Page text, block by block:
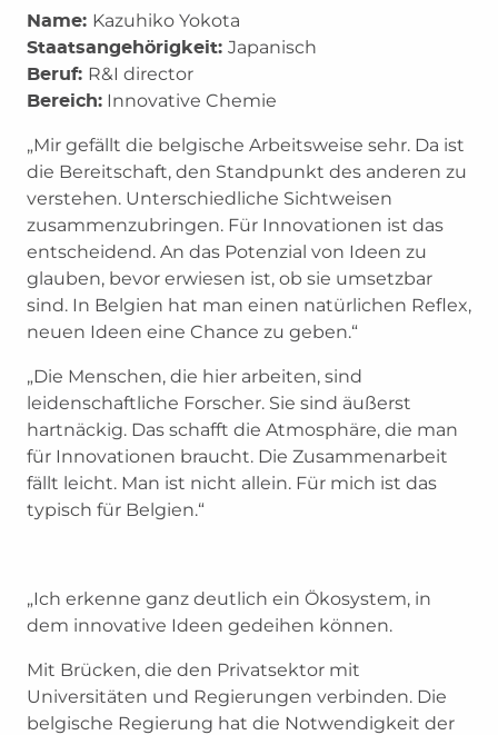
Name: Kazuhiko Yokota
Staatsangehörigkeit: Japanisch
Beruf: R&I director
Bereich: Innovative Chemie
„Mir gefällt die belgische Arbeitsweise sehr. Da ist
die Bereitschaft, den Standpunkt des anderen zu
verstehen. Unterschiedliche Sichtweisen
zusammenzubringen. Für Innovationen ist das
entscheidend. An das Potenzial von Ideen zu
glauben, bevor erwiesen ist, ob sie umsetzbar
sind. In Belgien hat man einen natürlichen Reflex,
neuen Ideen eine Chance zu geben.“
„Die Menschen, die hier arbeiten, sind
leidenschaftliche Forscher. Sie sind äußerst
hartnäckig. Das schafft die Atmosphäre, die man
für Innovationen braucht. Die Zusammenarbeit
fällt leicht. Man ist nicht allein. Für mich ist das
typisch für Belgien.“
„Ich erkenne ganz deutlich ein Ökosystem, in
dem innovative Ideen gedeihen können.
Mit Brücken, die den Privatsektor mit
Universitäten und Regierungen verbinden. Die
belgische Regierung hat die Notwendigkeit der